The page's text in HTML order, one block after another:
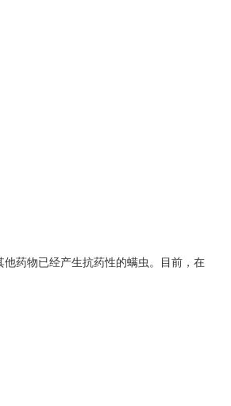
药物已经产生抗药性的螨虫。目前，在